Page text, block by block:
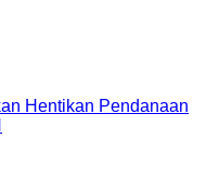
Hentikan Pendanaan